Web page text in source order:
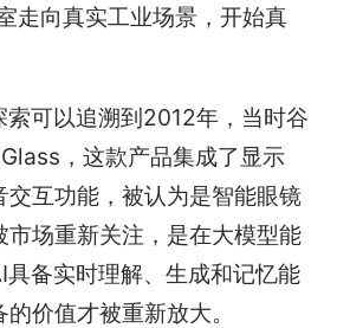
走向真实工业场景，开始真
索可以追溯到2012年，当时谷
，这款产品集成了显示
交互功能，被认为是智能眼镜
市场重新关注，是在大模型能
具备实时理解、生成和记忆能
价值才被重新放大。